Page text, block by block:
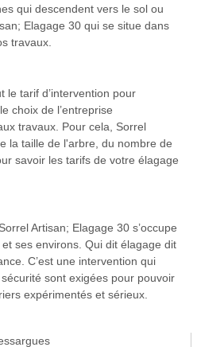
qui descendent vers le sol ou
Elagage 30 qui se situe dans
travaux.
le tarif d’intervention pour
choix de l’entreprise
travaux. Pour cela, Sorrel
la taille de l'arbre, du nombre de
savoir les tarifs de votre élagage
Artisan; Elagage 30 s’occupe
ses environs. Qui dit élagage dit
C’est une intervention qui
sont exigées pour pouvoir
expérimentés et sérieux.